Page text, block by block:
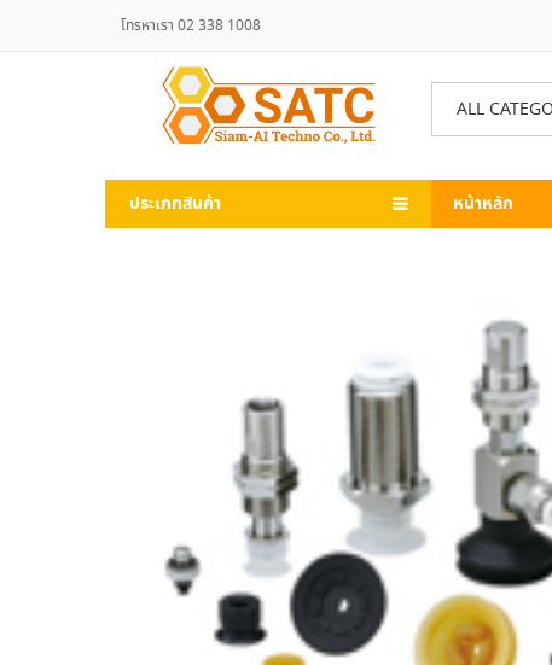
โทรหาเรา 02 338 1008
ALL
ประเภทสินค้า หน้าหลัก